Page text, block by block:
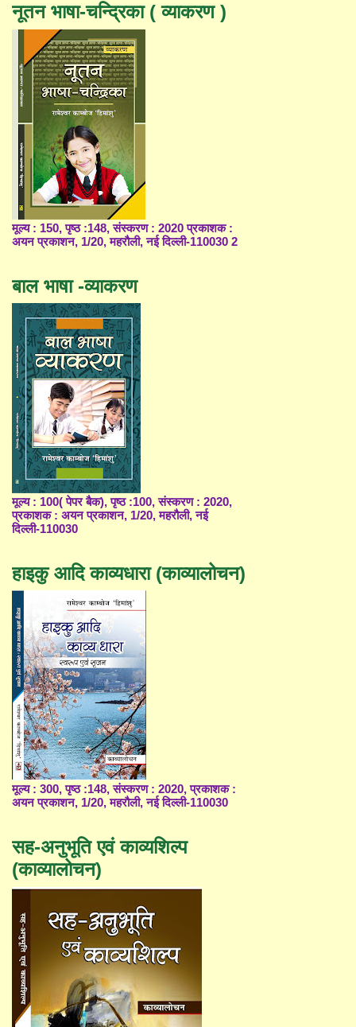
नूतन भाषा-चन्द्रिका ( व्याकरण )
मूल्य : 150, पृष्ठ :148, संस्करण : 2020 प्रकाशक :
अयन प्रकाशन, 1/20, महरौली, नई दिल्ली-110030 2
बाल भाषा -व्याकरण
मूल्य : 100( पेपर बैक), पृष्ठ :100, संस्करण : 2020,
प्रकाशक : अयन प्रकाशन, 1/20, महरौली, नई
दिल्ली-110030
हाइकु आदि काव्यधारा (काव्यालोचन)
मूल्य : 300, पृष्ठ :148, संस्करण : 2020, प्रकाशक :
अयन प्रकाशन, 1/20, महरौली, नई दिल्ली-110030
सह-अनुभूति एवं काव्यशिल्प
(काव्यालोचन)